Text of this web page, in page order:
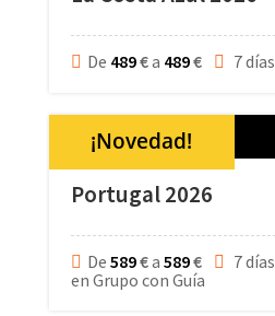
De 489€a 489€ 7 días
¡Novedad!
Portugal 2026
De 589€a 589€ 7 días
en Grupo con Guía